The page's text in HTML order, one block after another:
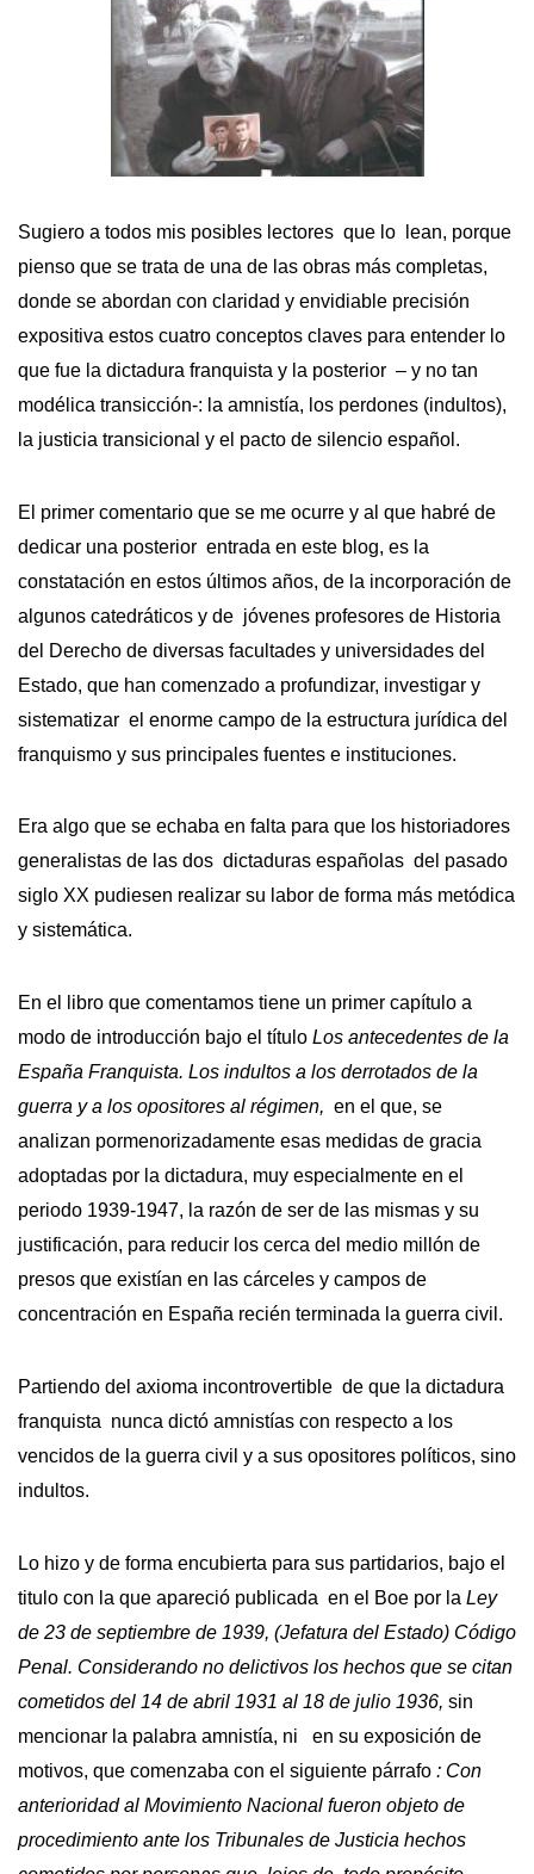
Sugiero a todos mis posibles lectores que lo lean, porque
pienso que se trata de una de las obras más completas,
donde se abordan con claridad y envidiable precisión
expositiva estos cuatro conceptos claves para entender lo
que fue la dictadura franquista y la posterior – y no tan
modélica transicción-: la amnistía, los perdones (indultos),
la justicia transicional y el pacto de silencio español.
El primer comentario que se me ocurre y al que habré de
dedicar una posterior entrada en este blog, es la
constatación en estos últimos años, de la incorporación de
algunos catedráticos y de jóvenes profesores de Historia
del Derecho de diversas facultades y universidades del
Estado, que han comenzado a profundizar, investigar y
sistematizar el enorme campo de la estructura jurídica del
franquismo y sus principales fuentes e instituciones.
Era algo que se echaba en falta para que los historiadores
generalistas de las dos dictaduras españolas del pasado
siglo XX pudiesen realizar su labor de forma más metódica
y sistemática.
En el libro que comentamos tiene un primer capítulo a
modo de introducción bajo el título Los antecedentes de la
España Franquista. Los indultos a los derrotados de la
guerra y a los opositores al régimen, en el que, se
analizan pormenorizadamente esas medidas de gracia
adoptadas por la dictadura, muy especialmente en el
periodo 1939-1947, la razón de ser de las mismas y su
justificación, para reducir los cerca del medio millón de
presos que existían en las cárceles y campos de
concentración en España recién terminada la guerra civil.
Partiendo del axioma incontrovertible de que la dictadura
franquista nunca dictó amnistías con respecto a los
vencidos de la guerra civil y a sus opositores políticos, sino
indultos.
Lo hizo y de forma encubierta para sus partidarios, bajo el
titulo con la que apareció publicada en el Boe por la Ley
de 23 de septiembre de 1939, (Jefatura del Estado) Código
Penal. Considerando no delictivos los hechos que se citan
cometidos del 14 de abril 1931 al 18 de julio 1936, sin
mencionar la palabra amnistía, ni en su exposición de
motivos, que comenzaba con el siguiente párrafo : Con
anterioridad al Movimiento Nacional fueron objeto de
procedimiento ante los Tribunales de Justicia hechos